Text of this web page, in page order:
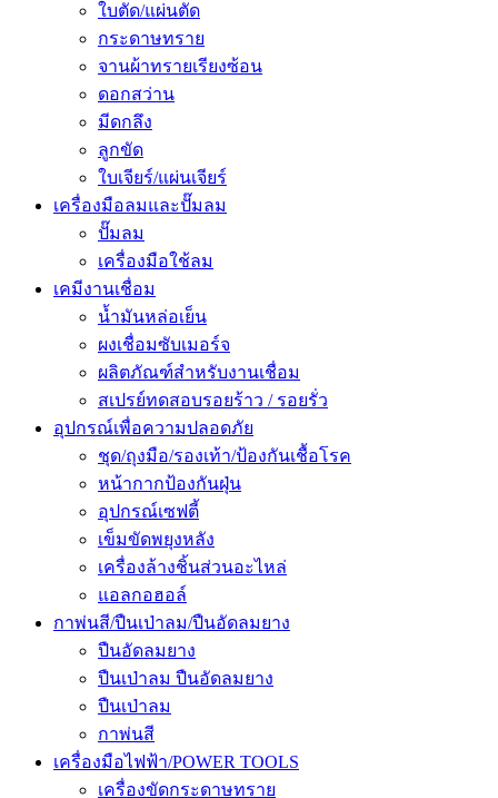
ใบตัด/แผ่นตัด
กระดาษทราย
จานผ้าทรายเรียงซ้อน
ดอกสว่าน
มีดกลึง
ลูกขัด
ใบเจียร์/แผ่นเจียร์
เครื่องมือลมและปั๊มลม
ปั๊มลม
เครื่องมือใช้ลม
เคมีงานเชื่อม
น้ำมันหล่อเย็น
ผงเชื่อมซับเมอร์จ
ผลิตภัณฑ์สำหรับงานเชื่อม
สเปรย์ทดสอบรอยร้าว / รอยรั่ว
อุปกรณ์เพื่อความปลอดภัย
ชุด/ถุงมือ/รองเท้า/ป้องกันเชื้อโรค
หน้ากากป้องกันฝุ่น
อุปกรณ์เซฟตี้
เข็มขัดพยุงหลัง
เครื่องล้างชิ้นส่วนอะไหล่
แอลกอฮอล์
กาพ่นสี/ปืนเป่าลม/ปืนอัดลมยาง
ปืนอัดลมยาง
ปืนเป่าลม ปืนอัดลมยาง
ปืนเป่าลม
กาพ่นสี
เครื่องมือไฟฟ้า/POWER TOOLS
เครื่องขัดกระดาษทราย